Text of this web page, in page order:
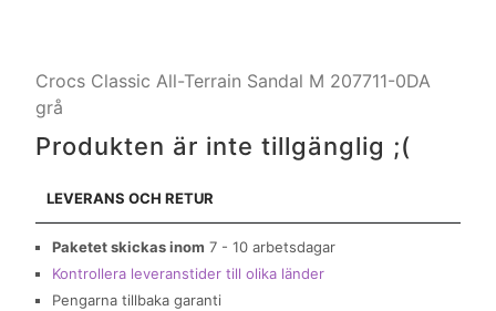
Crocs Classic All-Terrain Sandal M 207711-0DA
grå
Produkten är inte tillgänglig ;(
LEVERANS OCH RETUR
Paketet skickas inom 7 - 10 arbetsdagar
Kontrollera leveranstider till olika länder
Pengarna tillbaka garanti